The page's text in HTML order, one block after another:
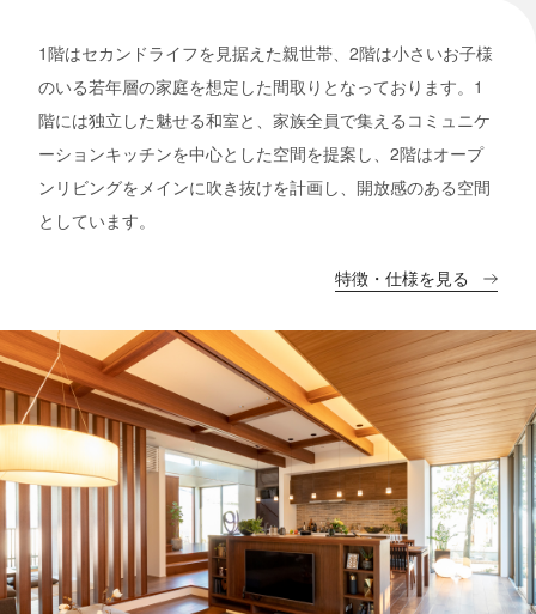
1階はセカンドライフを見据えた親世帯、2階は小さいお子様
のいる若年層の家庭を想定した間取りとなっております。1
階には独立した魅せる和室と、家族全員で集えるコミュニケ
ーションキッチンを中心とした空間を提案し、2階はオープ
ンリビングをメインに吹き抜けを計画し、開放感のある空間
としています。
特徴・仕様を見る